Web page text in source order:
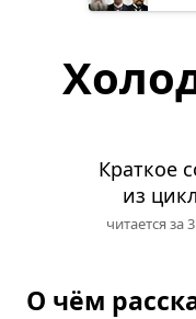
Краткое
из
читается за
О чём